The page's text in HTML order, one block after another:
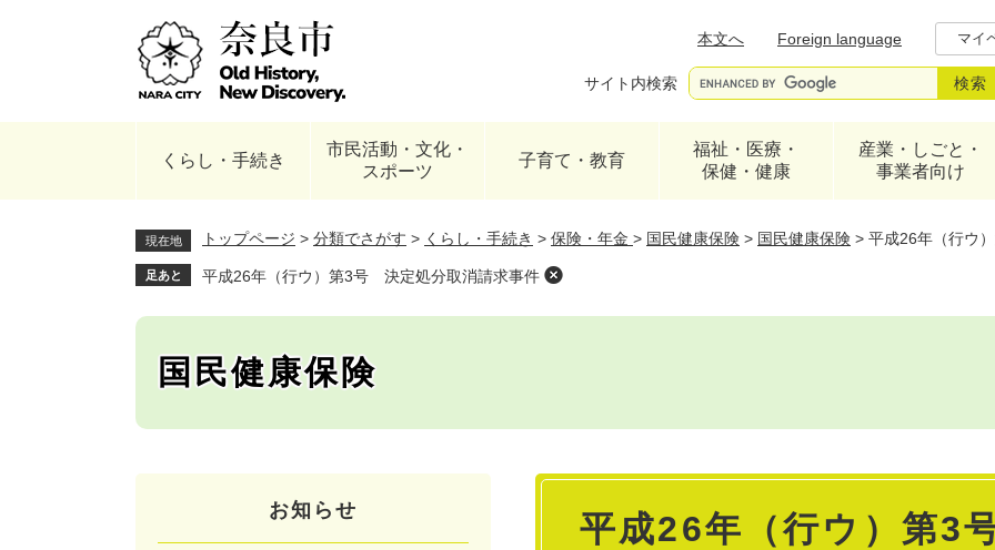
本文へ
Foreign language マイ
サイト内検索
くらし・手続き
市民活動・文化・
スポーツ
子育て・教育
福祉・医療・
保健・健康
産業・しごと・
事業者向け
現在地 トップページ > 分類でさがす > くらし・手続き > 保険・年金 > 国民健康保険 > 国民健康保険 > 平成26年（行ウ
足あと 平成26年（行ウ）第3号 決定処分取消請求事件
国民健康保険
本
平成26年（行ウ）第3
お知らせ